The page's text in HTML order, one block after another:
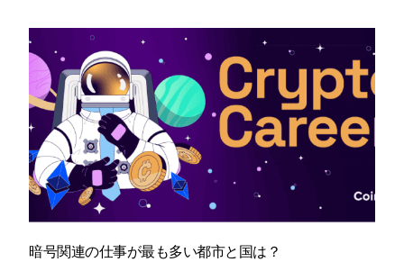
暗号関連の仕事が最も多い都市と国は？